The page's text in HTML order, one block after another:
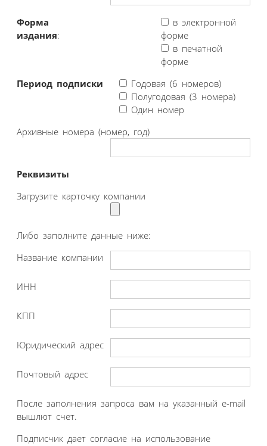
Форма
издания:
в электронной
форме
в печатной
форме
Период подписки
Годовая (6 номеров)
Полугодовая (3 номера)
Один номер
Архивные номера (номер, год)
Реквизиты
Загрузите карточку компании
Либо заполните данные ниже:
Название компании
ИНН
КПП
Юридический адрес
Почтовый адрес
После заполнения запроса вам на указанный e-mail
вышлют счет.
Подписчик дает согласие на использование